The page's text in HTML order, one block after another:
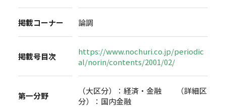
掲載コーナー 論調
掲載号目次
https://www.nochuri.co.jp/periodic
al/norin/contents/2001/02/
第一分野
（大区分）：経済・金融 （詳細区
分）：国内金融